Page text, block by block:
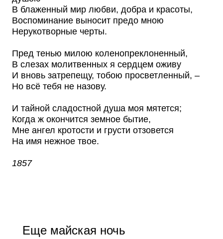
В блаженный мир любви, добра и красоты,
Воспоминание выносит предо мною
Нерукотворные черты.
Пред тенью милою коленопреклоненный,
В слезах молитвенных я сердцем оживу
И вновь затрепещу, тобою просветленный, –
Но всё тебя не назову.
И тайной сладостной душа моя мятется;
Когда ж окончится земное бытие,
Мне ангел кротости и грусти отзовется
На имя нежное твое.
1857
Еще майская ночь